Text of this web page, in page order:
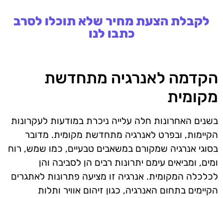
לקבלת הצעת מחיר שלא תוכלו לסרב
כתבו לנו
הקדמה לאנרגיה מתחדשת
מקומית
בשנים האחרונות חלה עלייה ניכרת במודעות לעקרונות
הקיימות, ובפרט לאנרגיה מתחדשת מקומית. מדובר
בסוגי אנרגיה שמקורם במשאבים טבעיים, כמו שמש, רוח
ומים, ומביאים עימם יתרונות רבים הן לסביבה והן
לכלכלה המקומית. אנרגיה זו מציעה פתרונות לאתגרים
הקיימים בתחום האנרגיה, כגון זיהום אוויר ותלות